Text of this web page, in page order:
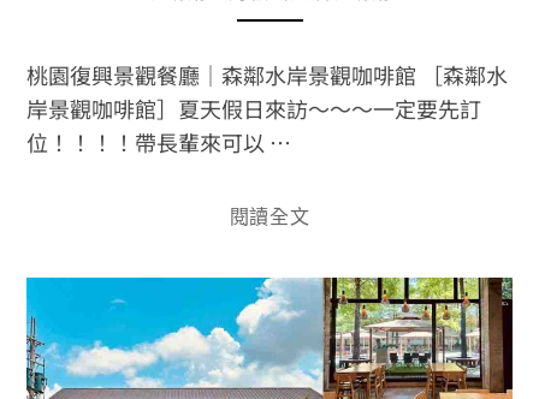
桃園復興景觀餐廳｜森鄰水岸景觀咖啡館 ［森鄰水
岸景觀咖啡館］夏天假日來訪～～～一定要先訂
位！！！！帶長輩來可以 …
閱讀全文